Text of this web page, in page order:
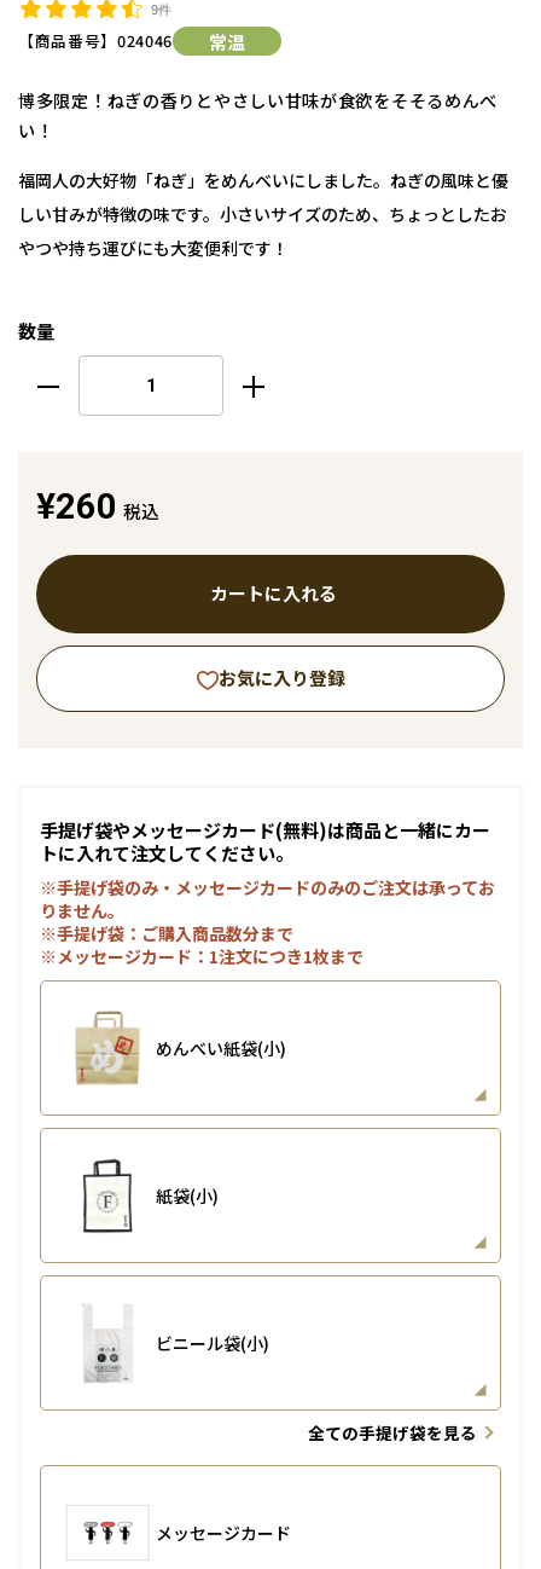
9件
【商品番号】 024046 常温
博多限定！ねぎの香りとやさしい甘味が食欲をそそるめんべ
い！
福岡人の大好物「ねぎ」をめんべいにしました。ねぎの風味と優
しい甘みが特徴の味です。小さいサイズのため、ちょっとしたお
やつや持ち運びにも大変便利です！
数量
¥260 税込
カートに入れる
お気に入り登録
手提げ袋やメッセージカード(無料)は商品と一緒にカー
トに入れて注文してください。
※手提げ袋のみ・メッセージカードのみのご注文は承ってお
りません。
※手提げ袋：ご購入商品数分まで
※メッセージカード：1注文につき1枚まで
めんべい紙袋(小)
紙袋(小)
ビニール袋(小)
全ての手提げ袋を見る
メッセージカード